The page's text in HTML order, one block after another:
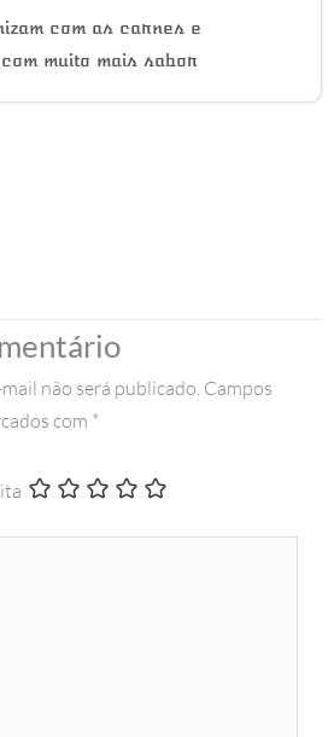
com as carnes e
muito mais sabor
não será publicado. Campos
com *